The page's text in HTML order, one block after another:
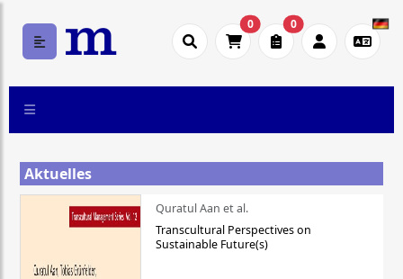
0 0
Aktuelles
Quratul Aan et al.
Transcultural Perspectives on
Sustainable Future(s)